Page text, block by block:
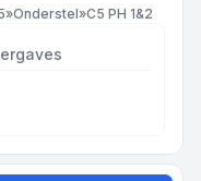
»Onderstel»C5 PH 1&2